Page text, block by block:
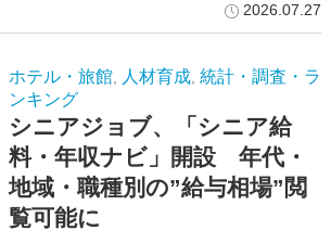
2026.07.27
ホテル・旅館, 人材育成, 統計・調査・ラ
ンキング
シニアジョブ、「シニア給
料・年収ナビ」開設 年代・
地域・職種別の”給与相場”閲
覧可能に